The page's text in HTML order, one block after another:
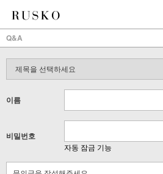
Q&A
이름
비밀번호
자동 잠금 기능